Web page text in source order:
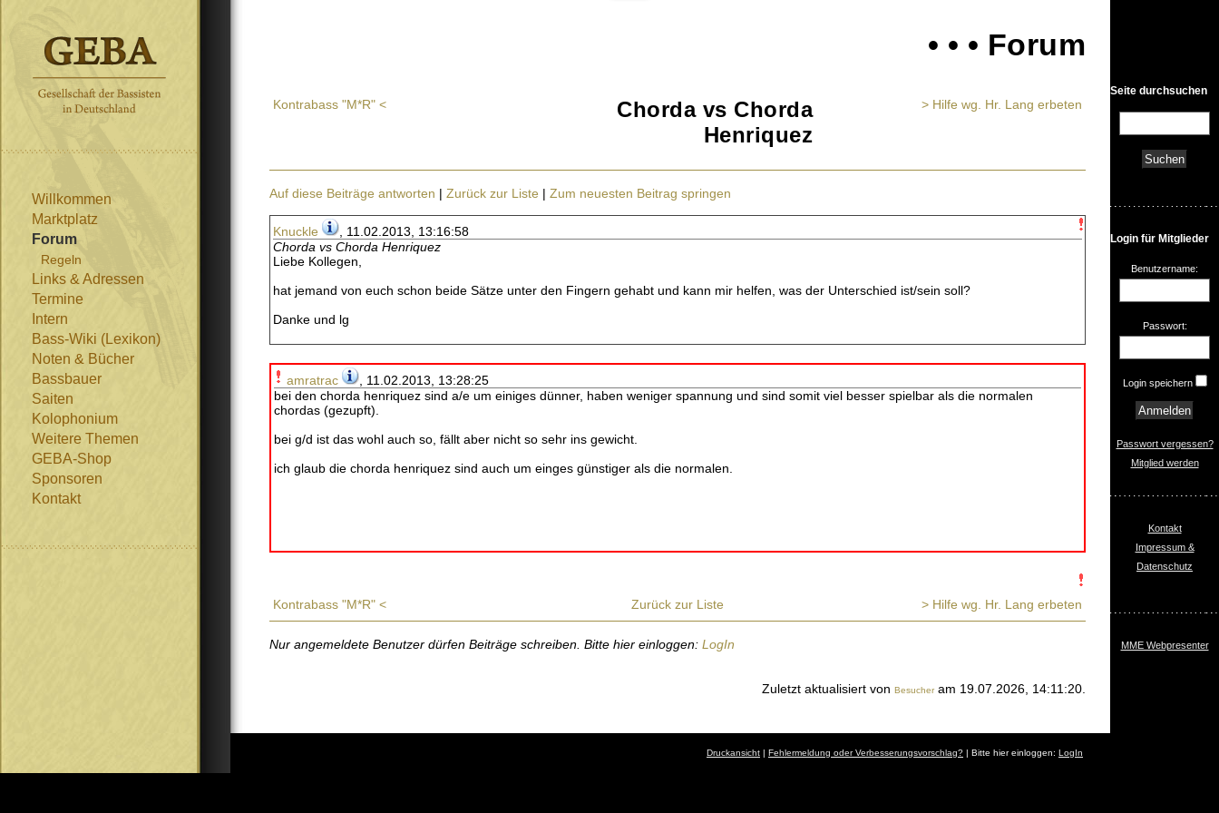
Willkommen
Marktplatz
Forum
Regeln
Links & Adressen
Termine
Intern
Bass-Wiki (Lexikon)
Noten & Bücher
Bassbauer
Saiten
Kolophonium
Weitere Themen
GEBA-Shop
Sponsoren
Kontakt
Seite durchsuchen
Login für Mitglieder
Benutzername:
Passwort:
Login speichern
Passwort vergessen?
Mitglied werden
Kontakt
Impressum &
Datenschutz
MME Webpresenter
• • • Forum
Kontrabass "M*R" <
Chorda vs Chorda
Henriquez
> Hilfe wg. Hr. Lang erbeten
Auf diese Beiträge antworten | Zurück zur Liste | Zum neuesten Beitrag springen
Knuckle
, 11.02.2013, 13:16:58
Chorda vs Chorda Henriquez
Liebe Kollegen,
hat jemand von euch schon beide Sätze unter den Fingern gehabt und kann mir helfen, was der Unterschied ist/sein soll?
Danke und lg
amratrac
, 11.02.2013, 13:28:25
bei den chorda henriquez sind a/e um einiges dünner, haben weniger spannung und sind somit viel besser spielbar als die normalen
chordas (gezupft).
bei g/d ist das wohl auch so, fällt aber nicht so sehr ins gewicht.
ich glaub die chorda henriquez sind auch um einges günstiger als die normalen.
Kontrabass "M*R" < Zurück zur Liste > Hilfe wg. Hr. Lang erbeten
Nur angemeldete Benutzer dürfen Beiträge schreiben. Bitte hier einloggen: LogIn
Zuletzt aktualisiert von Besucheram 19.07.2026, 14:11:20.
Druckansicht | Fehlermeldung oder Verbesserungsvorschlag? | Bitte hier einloggen: LogIn